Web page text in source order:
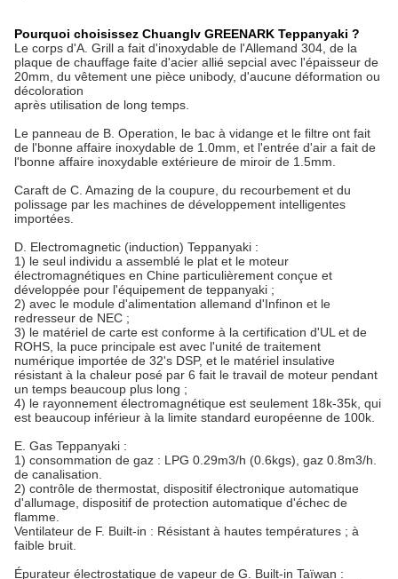
Pourquoi choisissez Chuanglv GREENARK Teppanyaki ?
Le corps d'A. Grill a fait d'inoxydable de l'Allemand 304, de la
plaque de chauffage faite d'acier allié sepcial avec l'épaisseur de
20mm, du vêtement une pièce unibody, d'aucune déformation ou
décoloration
après utilisation de long temps.
Le panneau de B. Operation, le bac à vidange et le filtre ont fait
de l'bonne affaire inoxydable de 1.0mm, et l'entrée d'air a fait de
l'bonne affaire inoxydable extérieure de miroir de 1.5mm.
Caraft de C. Amazing de la coupure, du recourbement et du
polissage par les machines de développement intelligentes
importées.
D. Electromagnetic (induction) Teppanyaki :
1) le seul individu a assemblé le plat et le moteur
électromagnétiques en Chine particulièrement conçue et
développée pour l'équipement de teppanyaki ;
2) avec le module d'alimentation allemand d'Infinon et le
redresseur de NEC ;
3) le matériel de carte est conforme à la certification d'UL et de
ROHS, la puce principale est avec l'unité de traitement
numérique importée de 32's DSP, et le matériel insulative
résistant à la chaleur posé par 6 fait le travail de moteur pendant
un temps beaucoup plus long ;
4) le rayonnement électromagnétique est seulement 18k-35k, qui
est beaucoup inférieur à la limite standard européenne de 100k.
E. Gas Teppanyaki :
1) consommation de gaz : LPG 0.29m3/h (0.6kgs), gaz 0.8m3/h.
de canalisation.
2) contrôle de thermostat, dispositif électronique automatique
d'allumage, dispositif de protection automatique d'échec de
flamme.
Ventilateur de F. Built-in : Résistant à hautes températures ; à
faible bruit.
Épurateur électrostatique de vapeur de G. Built-in Taïwan :